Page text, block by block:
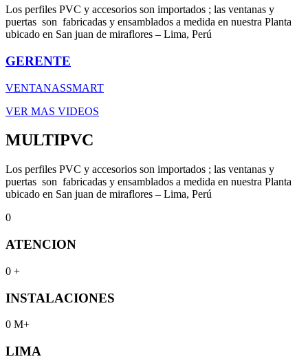
Los perfiles PVC y accesorios son importados ; las ventanas y
puertas son fabricadas y ensamblados a medida en nuestra Planta
ubicado en San juan de miraflores – Lima, Perú
GERENTE
VENTANASSMART
VER MAS VIDEOS
MULTIPVC
Los perfiles PVC y accesorios son importados ; las ventanas y
puertas son fabricadas y ensamblados a medida en nuestra Planta
ubicado en San juan de miraflores – Lima, Perú
0
ATENCION
0 +
INSTALACIONES
0 M+
LIMA